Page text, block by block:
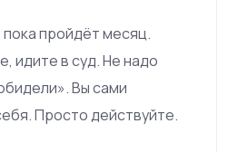
пройдёт месяц.
идите в суд. Не надо
Вы сами
Просто действуйте.